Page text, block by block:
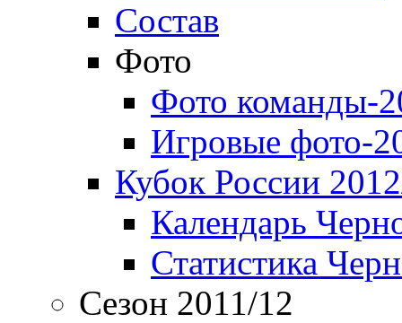
Состав
Фото
Фото команды-
Игровые фото-
Кубок России
Календарь
Статистика
Сезон 2011/12